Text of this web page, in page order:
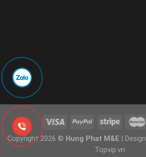
Copyright 2026 © Hung Phat M&E |
Topvip.vn